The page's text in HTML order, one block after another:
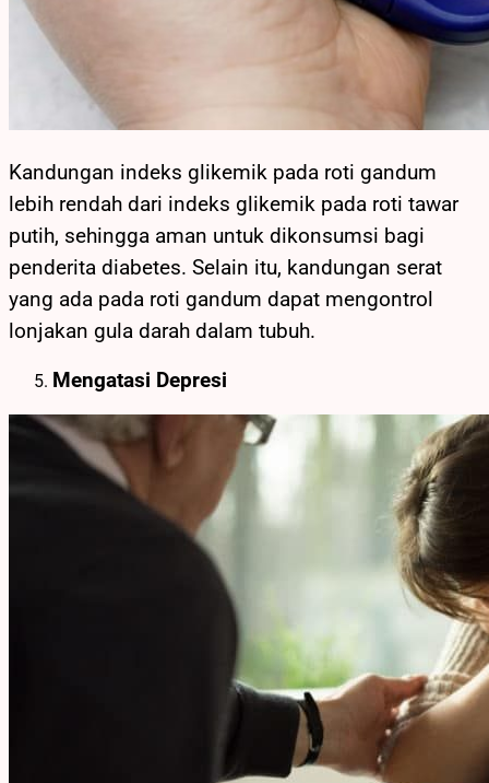
Kandungan indeks glikemik pada roti gandum
lebih rendah dari indeks glikemik pada roti tawar
putih, sehingga aman untuk dikonsumsi bagi
penderita diabetes. Selain itu, kandungan serat
yang ada pada roti gandum dapat mengontrol
lonjakan gula darah dalam tubuh.
Mengatasi Depresi